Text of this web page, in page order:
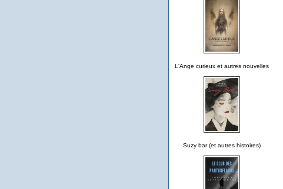
L'Ange curieux et autres nouvelles
Suzy bar (et autres histoires)